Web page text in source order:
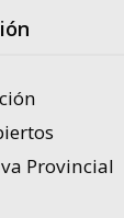
Provincial